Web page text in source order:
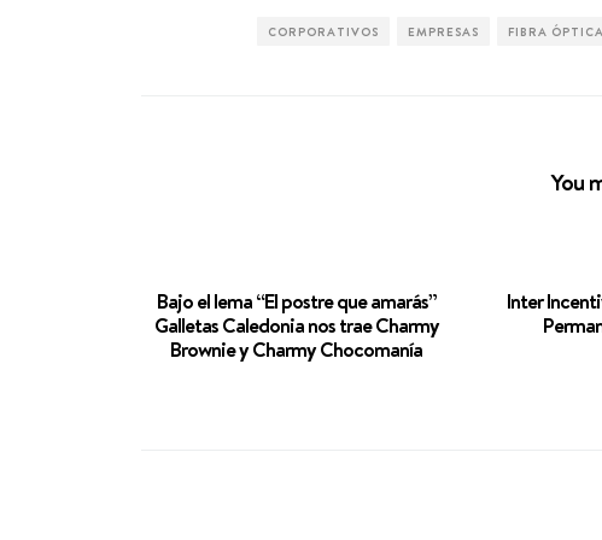
CORPORATIVOS EMPRESAS FIBRA ÓPTICA
You
Bajo el lema “El postre que amarás”
Galletas Caledonia nos trae Charmy
Brownie y Charmy Chocomanía
Inter